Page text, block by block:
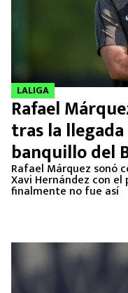
SELECCIÓN MEXICANA
FUTBOL
MEXICANOS EN EL
FUTBOL ESTUFA
FÓRMULA 1
LIGA MX
LALIGA
Rafael
tras la
banquillo del
Rafael Márquez sonó
Xavi Hernández con
finalmente no fue así